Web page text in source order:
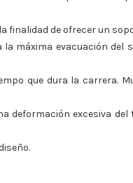
finalidad de ofrecer un
máxima evacuación
que dura la carrera.
excesiva